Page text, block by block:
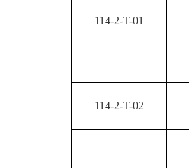
114-2-T-01
114-2-T-02